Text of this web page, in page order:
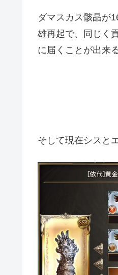
ダマスカス骸晶が
雄再起で、同じく
に届くことが出来
そして現在シスと